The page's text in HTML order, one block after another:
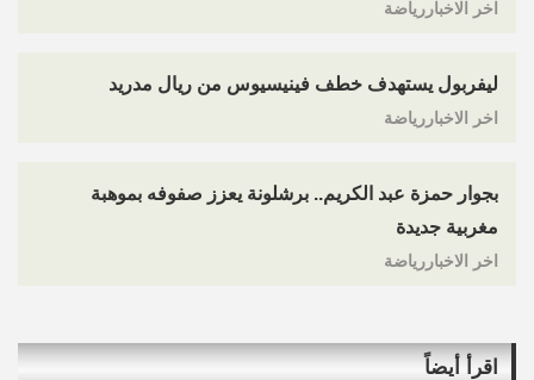
اخر الاخباررياضة
ليفربول يستهدف خطف فينيسيوس من ريال مدريد
اخر الاخباررياضة
بجوار حمزة عبد الكريم.. برشلونة يعزز صفوفه بموهبة
مغربية جديدة
اخر الاخباررياضة
اقرأ أيضاً